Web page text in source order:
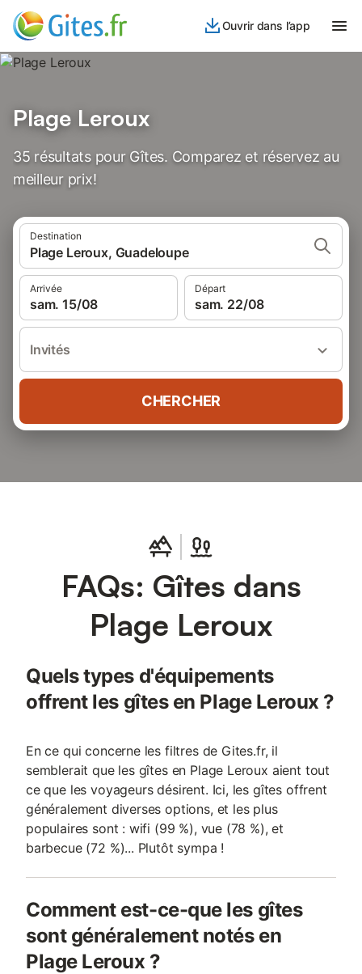
Ouvrir dans l’app
Plage Leroux
35 résultats pour Gîtes. Comparez et réservez au
meilleur prix!
Destination
Plage Leroux, Guadeloupe
Arrivée
sam. 15/08
Départ
sam. 22/08
Invités
CHERCHER
FAQs: Gîtes dans
Plage Leroux
Quels types d'équipements
offrent les gîtes en Plage Leroux ?
En ce qui concerne les filtres de Gites.fr, il
semblerait que les gîtes en Plage Leroux aient tout
ce que les voyageurs désirent. Ici, les gîtes offrent
généralement diverses options, et les plus
populaires sont : wifi (99 %), vue (78 %), et
barbecue (72 %)... Plutôt sympa !
Comment est-ce-que les gîtes
sont généralement notés en
Plage Leroux ?